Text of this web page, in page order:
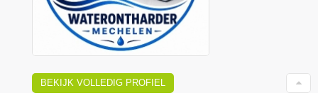
BEKIJK VOLLEDIG PROFIEL